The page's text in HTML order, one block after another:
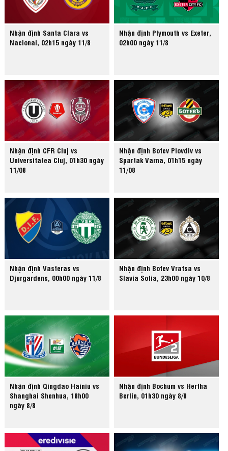
Nhận định Santa Clara vs
Nacional, 02h15 ngày 11/8
Nhận định Plymouth vs Exeter,
02h00 ngày 11/8
Nhận định CFR Cluj vs
Universitatea Cluj, 01h30 ngày
11/08
Nhận định Botev Plovdiv vs
Spartak Varna, 01h15 ngày
11/08
Nhận định Vasteras vs
Djurgardens, 00h00 ngày 11/8
Nhận định Botev Vratsa vs
Slavia Sofia, 23h00 ngày 10/8
Nhận định Qingdao Hainiu vs
Shanghai Shenhua, 18h00
ngày 8/8
Nhận định Bochum vs Hertha
Berlin, 01h30 ngày 8/8